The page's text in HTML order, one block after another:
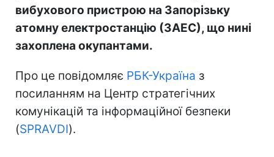
вибухового пристрою на Запорізьку
атомну електростанцію (ЗАЕС), що нині
захоплена окупантами.
Про це повідомляє РБК-Україна з
посиланням на Центр стратегічних
комунікацій та інформаційної безпеки
(SPRAVDI).